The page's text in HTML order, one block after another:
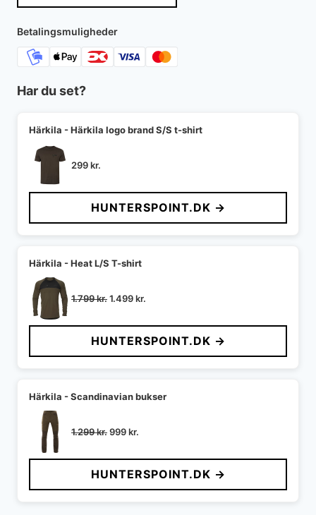
Betalingsmuligheder
Har du set?
Härkila - Härkila logo brand S/S t-shirt
299kr.
HUNTERSPOINT.DK →
Härkila - Heat L/S T-shirt
1.799kr.Den
pris
var:
1.799 kr..
1.499kr.
pris
er:
1.499 kr..
HUNTERSPOINT.DK →
Härkila - Scandinavian bukser
1.299kr.Den
pris
var:
1.299 kr..
999kr.
pris
er:
999 kr..
HUNTERSPOINT.DK →